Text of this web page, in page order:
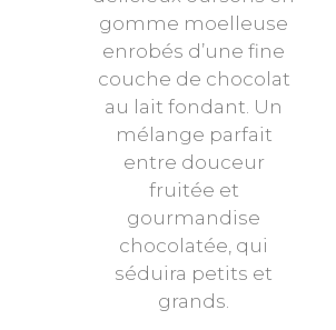
gomme moelleuse
enrobés d’une fine
couche de chocolat
au lait fondant. Un
mélange parfait
entre douceur
fruitée et
gourmandise
chocolatée, qui
séduira petits et
grands.